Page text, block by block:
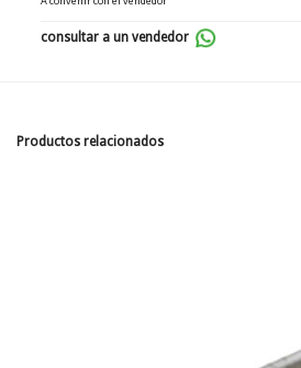
consultar a un vendedor
Productos relacionados